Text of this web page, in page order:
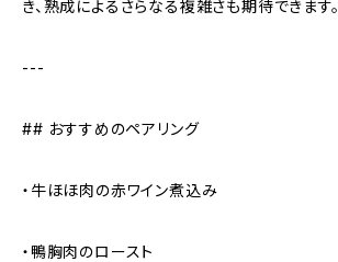
き、熟成によるさらなる複雑さも期待できます。
---
## おすすめのペアリング
・牛ほほ肉の赤ワイン煮込み
・鴨胸肉のロースト